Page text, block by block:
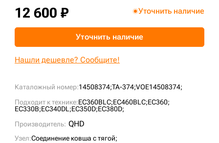
Каталожный номер:14508374;TA-374;VOE14508374;
Подходит к технике:EC360BLC;EC460BLC;EC360;
EC330B;EC340DL;EC350D;EC380D;
Производитель: QHD
Узел:Соединение ковша с тягой;
12 600 ₽ Уточнить наличие
Уточнить наличие
Нашли дешевле? Сообщите!